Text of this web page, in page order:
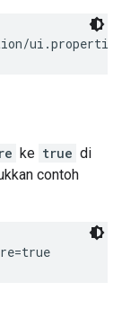
ui.properties
ke true di
contoh